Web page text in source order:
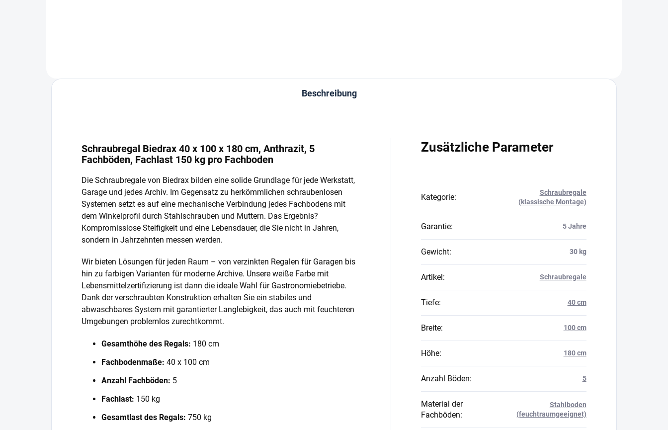
Beschreibung
Schraubregal Biedrax 40 x 100 x 180 cm, Anthrazit, 5
Fachböden, Fachlast 150 kg pro Fachboden
Die Schraubregale von Biedrax bilden eine solide Grundlage für jede Werkstatt,
Garage und jedes Archiv. Im Gegensatz zu herkömmlichen schraubenlosen
Systemen setzt es auf eine mechanische Verbindung jedes Fachbodens mit
dem Winkelprofil durch Stahlschrauben und Muttern. Das Ergebnis?
Kompromisslose Steifigkeit und eine Lebensdauer, die Sie nicht in Jahren,
sondern in Jahrzehnten messen werden.
Wir bieten Lösungen für jeden Raum – von verzinkten Regalen für Garagen bis
hin zu farbigen Varianten für moderne Archive. Unsere weiße Farbe mit
Lebensmittelzertifizierung ist dann die ideale Wahl für Gastronomiebetriebe.
Dank der verschraubten Konstruktion erhalten Sie ein stabiles und
abwaschbares System mit garantierter Langlebigkeit, das auch mit feuchteren
Umgebungen problemlos zurechtkommt.
Gesamthöhe des Regals: 180 cm
Fachbodenmaße: 40 x 100 cm
Anzahl Fachböden: 5
Fachlast: 150 kg
Gesamtlast des Regals: 750 kg
Zusätzliche Parameter
Kategorie:
Schraubregale
(klassische Montage)
Garantie: 5 Jahre
Gewicht: 30 kg
Artikel: Schraubregale
Tiefe: 40 cm
Breite: 100 cm
Höhe: 180 cm
Anzahl Böden: 5
Material der
Fachböden:
Stahlboden
(feuchtraumgeeignet)